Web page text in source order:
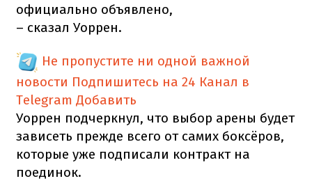
официально объявлено,
– сказал Уоррен.
Не пропустите ни одной важной
новости Подпишитесь на 24 Канал в
Telegram Добавить
Уоррен подчеркнул, что выбор арены будет
зависеть прежде всего от самих боксёров,
которые уже подписали контракт на
поединок.